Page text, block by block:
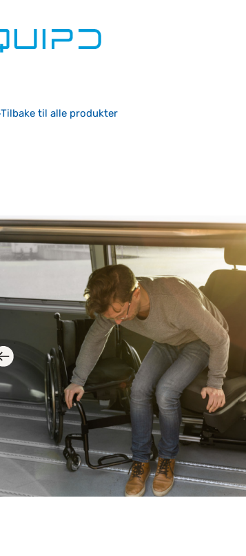
Tilbake til alle produkter